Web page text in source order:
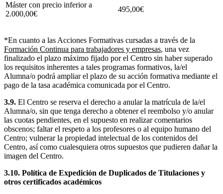
Máster con precio inferior a
2.000,00€
495,00€
*En cuanto a las Acciones Formativas cursadas a través de la
Formación Continua para trabajadores y empresas, una vez
finalizado el plazo máximo fijado por el Centro sin haber superado
los requisitos inherentes a tales programas formativos, la/el
Alumna/o podrá ampliar el plazo de su acción formativa mediante el
pago de la tasa académica comunicada por el Centro.
3.9. El Centro se reserva el derecho a anular la matrícula de la/el
Alumna/o, sin que tenga derecho a obtener el reembolso y/o anular
las cuotas pendientes, en el supuesto en realizar comentarios
obscenos; faltar el respeto a los profesores o al equipo humano del
Centro; vulnerar la propiedad intelectual de los contenidos del
Centro, así como cualesquiera otros supuestos que pudieren dañar la
imagen del Centro.
3.10. Política de Expedición de Duplicados de Titulaciones y
otros certificados académicos